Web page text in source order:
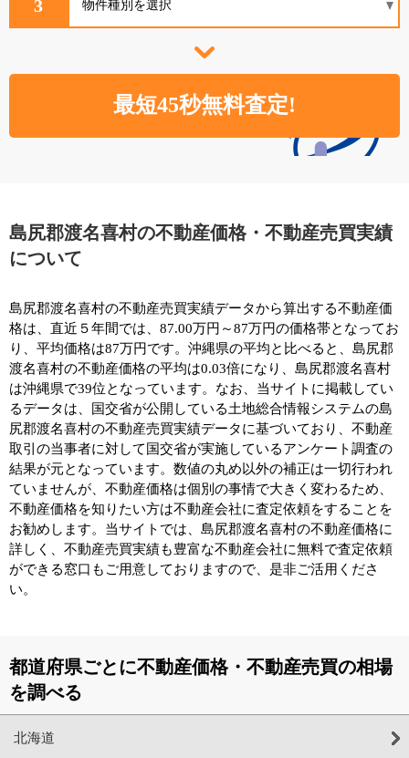
3
島尻郡渡名喜村の不動産価格・不動産売買実績
について
島尻郡渡名喜村の不動産売買実績データから算出する不動産価
格は、直近５年間では、87.00万円～87万円の価格帯となってお
り、平均価格は87万円です。沖縄県の平均と比べると、島尻郡
渡名喜村の不動産価格の平均は0.03倍になり、島尻郡渡名喜村
は沖縄県で39位となっています。なお、当サイトに掲載してい
るデータは、国交省が公開している土地総合情報システムの島
尻郡渡名喜村の不動産売買実績データに基づいており、不動産
取引の当事者に対して国交省が実施しているアンケート調査の
結果が元となっています。数値の丸め以外の補正は一切行われ
ていませんが、不動産価格は個別の事情で大きく変わるため、
不動産価格を知りたい方は不動産会社に査定依頼をすることを
お勧めします。当サイトでは、島尻郡渡名喜村の不動産価格に
詳しく、不動産売買実績も豊富な不動産会社に無料で査定依頼
ができる窓口もご用意しておりますので、是非ご活用くださ
い。
都道府県ごとに不動産価格・不動産売買の相場
を調べる
北海道